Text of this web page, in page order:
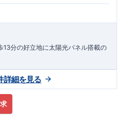
13分の好立地に太陽光パネル搭載の
詳細を見る